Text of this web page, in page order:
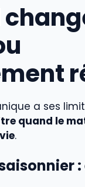
a ses
quand le
.
: